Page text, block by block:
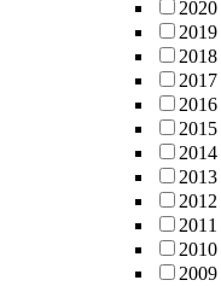
2020
2019
2018
2017
2016
2015
2014
2013
2012
2011
2010
2009